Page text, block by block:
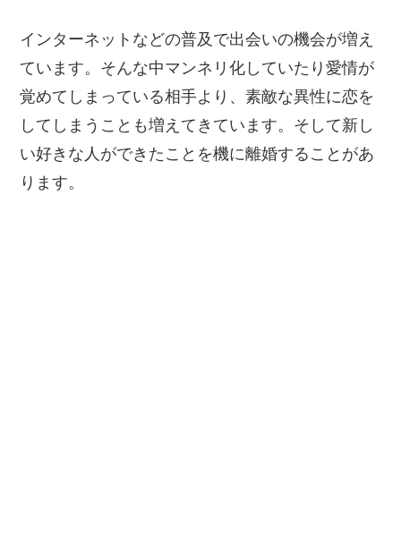
インターネットなどの普及で出会いの機会が増え
ています。そんな中マンネリ化していたり愛情が
覚めてしまっている相手より、素敵な異性に恋を
してしまうことも増えてきています。そして新し
い好きな人ができたことを機に離婚することがあ
ります。